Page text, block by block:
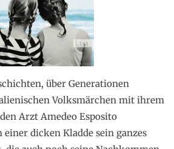
über Generationen
Volksmärchen mit ihrem
Arzt Amedeo Esposito
dicken Kladde sein ganzes